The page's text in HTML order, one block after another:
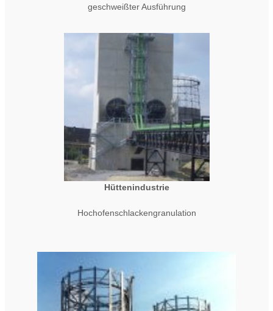
geschweißter Ausführung
Hüttenindustrie
Hochofenschlackengranulation